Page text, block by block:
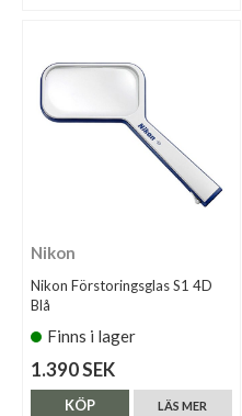
Nikon
Nikon Förstoringsglas S1 4D
Blå
Finns i lager
1.390 SEK
LÄS MER
KÖP